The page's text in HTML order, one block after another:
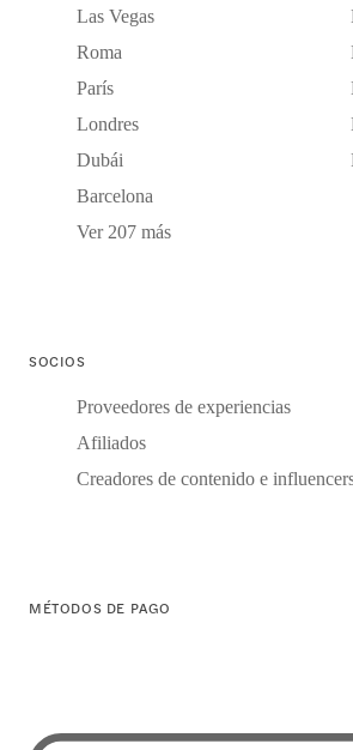
Las Vegas
Roma
París
Londres
Dubái
Barcelona
Ver 207 más
SOCIOS
Proveedores de experiencias
Afiliados
Creadores de contenido e
MÉTODOS DE PAGO